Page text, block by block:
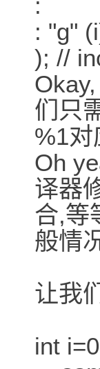
: "g"
); //
们只
%1
Oh
译器
合,等
般情
让我
int